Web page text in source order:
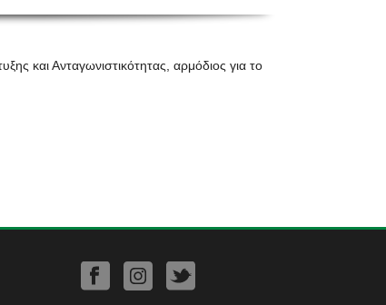
και Ανταγωνιστικότητας, αρμόδιος για το